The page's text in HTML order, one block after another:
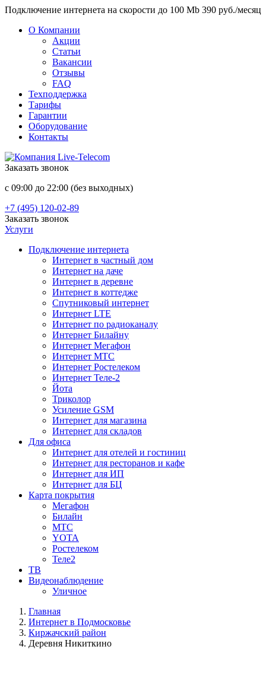
Подключение интернета на скорости до 100 Mb 390 руб./месяц
О Компании
Акции
Статьи
Вакансии
Отзывы
FAQ
Техподдержка
Тарифы
Гарантии
Оборудование
Контакты
Заказать звонок
с 09:00 до 22:00 (без выходных)
+7 (495) 120-02-89
Заказать звонок
Услуги
Подключение интернета
Интернет в частный дом
Интернет на даче
Интернет в деревне
Интернет в коттедже
Спутниковый интернет
Интернет LTE
Интернет по радиоканалу
Интернет Билайну
Интернет Мегафон
Интернет МТС
Интернет Ростелеком
Интернет Теле-2
Йота
Триколор
Усиление GSM
Интернет для магазина
Интернет для складов
Для офиса
Интернет для отелей и гостиниц
Интернет для ресторанов и кафе
Интернет для ИП
Интернет для БЦ
Карта покрытия
Мегафон
Билайн
МТС
YOTA
Ростелеком
Теле2
ТВ
Видеонаблюдение
Уличное
Главная
Интернет в Подмосковье
Киржачский район
Деревня Никиткино